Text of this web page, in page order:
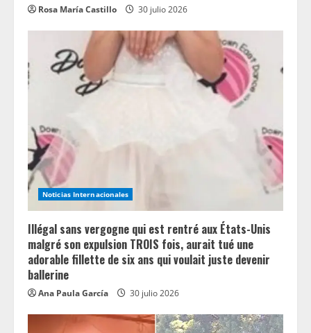
Rosa María Castillo 30 julio 2026
Noticias Internacionales
Illégal sans vergogne qui est rentré aux États-Unis
malgré son expulsion TROIS fois, aurait tué une
adorable fillette de six ans qui voulait juste devenir
ballerine
Ana Paula García 30 julio 2026